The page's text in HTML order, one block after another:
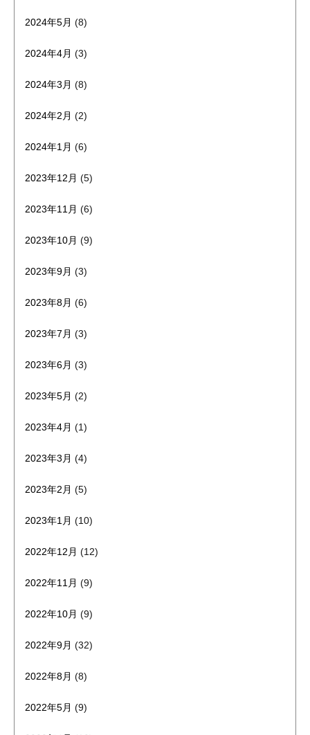
2024年5月 (8)
2024年4月 (3)
2024年3月 (8)
2024年2月 (2)
2024年1月 (6)
2023年12月 (5)
2023年11月 (6)
2023年10月 (9)
2023年9月 (3)
2023年8月 (6)
2023年7月 (3)
2023年6月 (3)
2023年5月 (2)
2023年4月 (1)
2023年3月 (4)
2023年2月 (5)
2023年1月 (10)
2022年12月 (12)
2022年11月 (9)
2022年10月 (9)
2022年9月 (32)
2022年8月 (8)
2022年5月 (9)